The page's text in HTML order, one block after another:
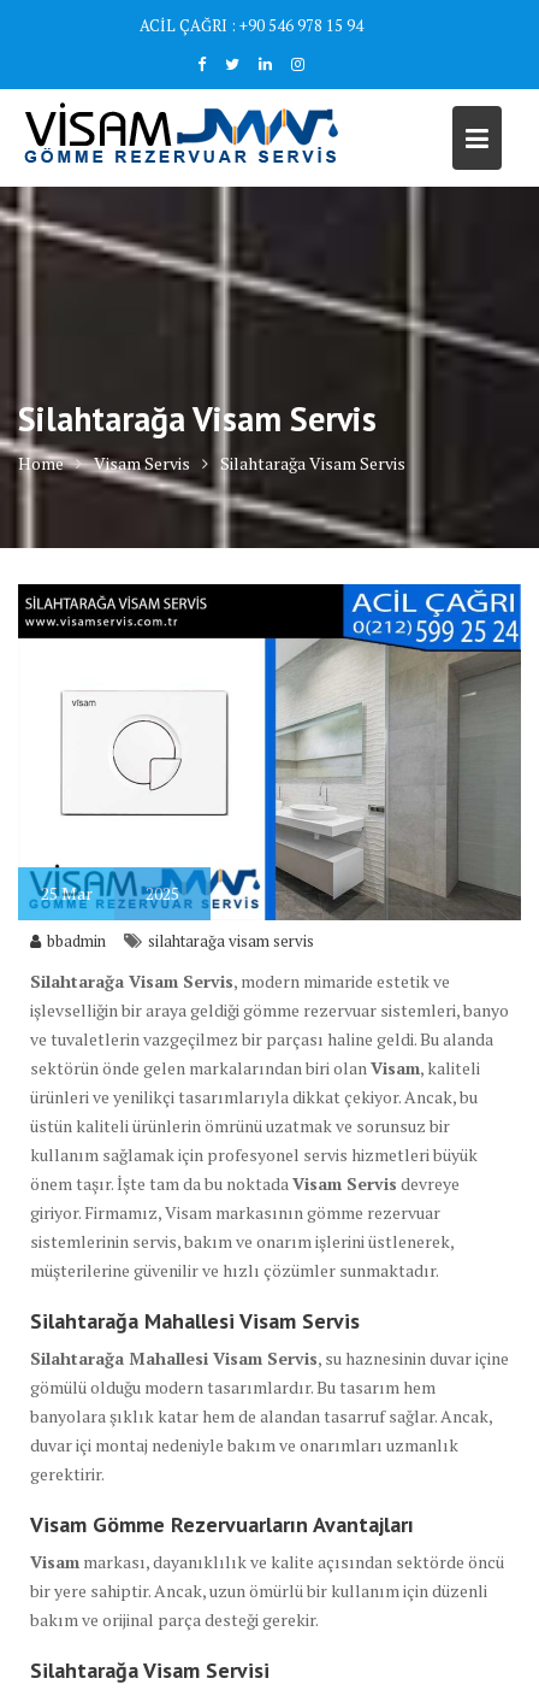
ACİL ÇAĞRI : +90 546 978 15 94
Silahtarağa Visam Servis
Home Visam Servis Silahtarağa Visam Servis
25Mar 2025
bbadmin silahtarağa visam servis
Silahtarağa Visam Servis, modern mimaride estetik ve
işlevselliğin bir araya geldiği gömme rezervuar sistemleri, banyo
ve tuvaletlerin vazgeçilmez bir parçası haline geldi. Bu alanda
sektörün önde gelen markalarından biri olan Visam, kaliteli
ürünleri ve yenilikçi tasarımlarıyla dikkat çekiyor. Ancak, bu
üstün kaliteli ürünlerin ömrünü uzatmak ve sorunsuz bir
kullanım sağlamak için profesyonel servis hizmetleri büyük
önem taşır. İşte tam da bu noktada Visam Servis devreye
giriyor. Firmamız, Visam markasının gömme rezervuar
sistemlerinin servis, bakım ve onarım işlerini üstlenerek,
müşterilerine güvenilir ve hızlı çözümler sunmaktadır.
Silahtarağa Mahallesi Visam Servis
Silahtarağa Mahallesi Visam Servis, su haznesinin duvar içine
gömülü olduğu modern tasarımlardır. Bu tasarım hem
banyolara şıklık katar hem de alandan tasarruf sağlar. Ancak,
duvar içi montaj nedeniyle bakım ve onarımları uzmanlık
gerektirir.
Visam Gömme Rezervuarların Avantajları
Visam markası, dayanıklılık ve kalite açısından sektörde öncü
bir yere sahiptir. Ancak, uzun ömürlü bir kullanım için düzenli
bakım ve orijinal parça desteği gerekir.
Silahtarağa Visam Servisi